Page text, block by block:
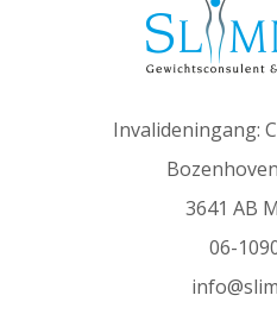
Invalideningang:
3641 AB
06-